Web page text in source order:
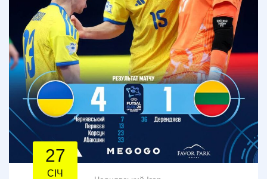
27
СІЧ